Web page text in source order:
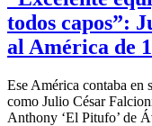
todos capos”:
al América de
Ese América contaba en
como Julio César
Anthony ‘El Pitufo’ de